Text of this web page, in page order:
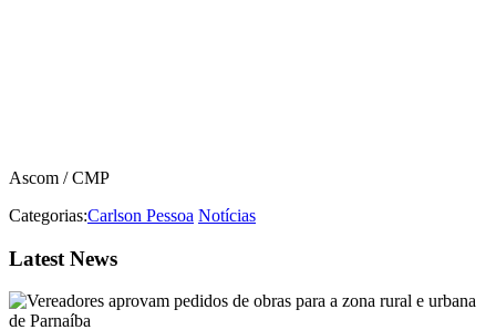
Ascom / CMP
Categorias:Carlson Pessoa Notícias
Latest News